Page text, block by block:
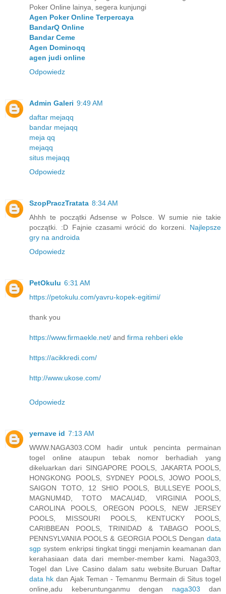
Poker Online lainya, segera kunjungi
Agen Poker Online Terpercaya
BandarQ Online
Bandar Ceme
Agen Dominoqq
agen judi online
Odpowiedz
Admin Galeri 9:49 AM
daftar mejaqq
bandar mejaqq
meja qq
mejaqq
situs mejaqq
Odpowiedz
SzopPraczTratata 8:34 AM
Ahhh te początki Adsense w Polsce. W sumie nie takie
początki. :D Fajnie czasami wrócić do korzeni. Najlepsze
gry na androida
Odpowiedz
PetOkulu 6:31 AM
https://petokulu.com/yavru-kopek-egitimi/
thank you
https://www.firmaekle.net/ and firma rehberi ekle
https://acikkredi.com/
http://www.ukose.com/
Odpowiedz
yernave id 7:13 AM
WWW.NAGA303.COM hadir untuk pencinta permainan
togel online ataupun tebak nomor berhadiah yang
dikeluarkan dari SINGAPORE POOLS, JAKARTA POOLS,
HONGKONG POOLS, SYDNEY POOLS, JOWO POOLS,
SAIGON TOTO, 12 SHIO POOLS, BULLSEYE POOLS,
MAGNUM4D, TOTO MACAU4D, VIRGINIA POOLS,
CAROLINA POOLS, OREGON POOLS, NEW JERSEY
POOLS, MISSOURI POOLS, KENTUCKY POOLS,
CARIBBEAN POOLS, TRINIDAD & TABAGO POOLS,
PENNSYLVANIA POOLS & GEORGIA POOLS Dengan data
sgp system enkripsi tingkat tinggi menjamin keamanan dan
kerahasiaan data dari member-member kami. Naga303,
Togel dan Live Casino dalam satu website.Buruan Daftar
data hk dan Ajak Teman - Temanmu Bermain di Situs togel
online,adu keberuntunganmu dengan naga303 dan